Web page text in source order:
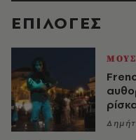
EΠΙΛΟΓΈΣ